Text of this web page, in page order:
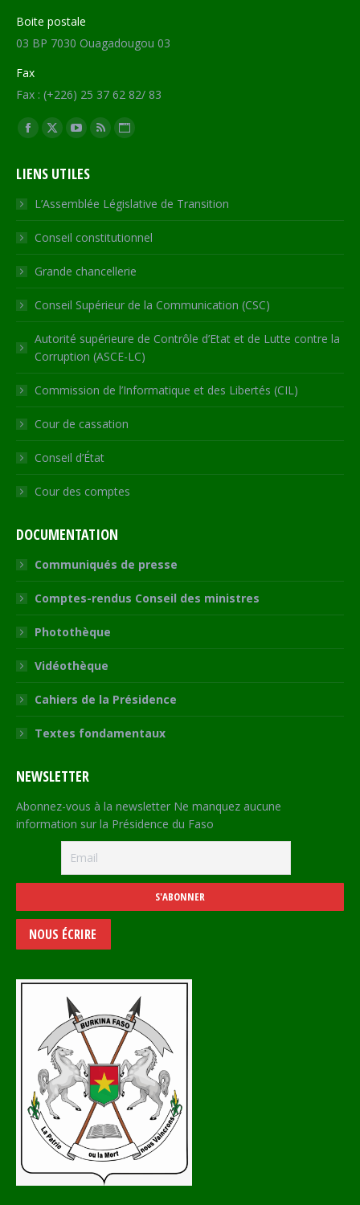
Boite postale
03 BP 7030 Ouagadougou 03
Fax
Fax : (+226) 25 37 62 82/ 83
Trouvez nous sur :
Facebook
opens
in
new
window
X
opens
in
new
window
YouTube
opens
in
new
window
RSS
in
new
window
Site
opens
in
new
LIENS UTILES
L’Assemblée Législative de Transition
Conseil constitutionnel
Grande chancellerie
Conseil Supérieur de la Communication (CSC)
Autorité supérieure de Contrôle d’Etat et de Lutte contre la
Corruption (ASCE-LC)
Commission de l’Informatique et des Libertés (CIL)
Cour de cassation
Conseil d’État
Cour des comptes
DOCUMENTATION
Communiqués de presse
Comptes-rendus Conseil des ministres
Photothèque
Vidéothèque
Cahiers de la Présidence
Textes fondamentaux
NEWSLETTER
Abonnez-vous à la newsletter Ne manquez aucune
information sur la Présidence du Faso
NOUS ÉCRIRE